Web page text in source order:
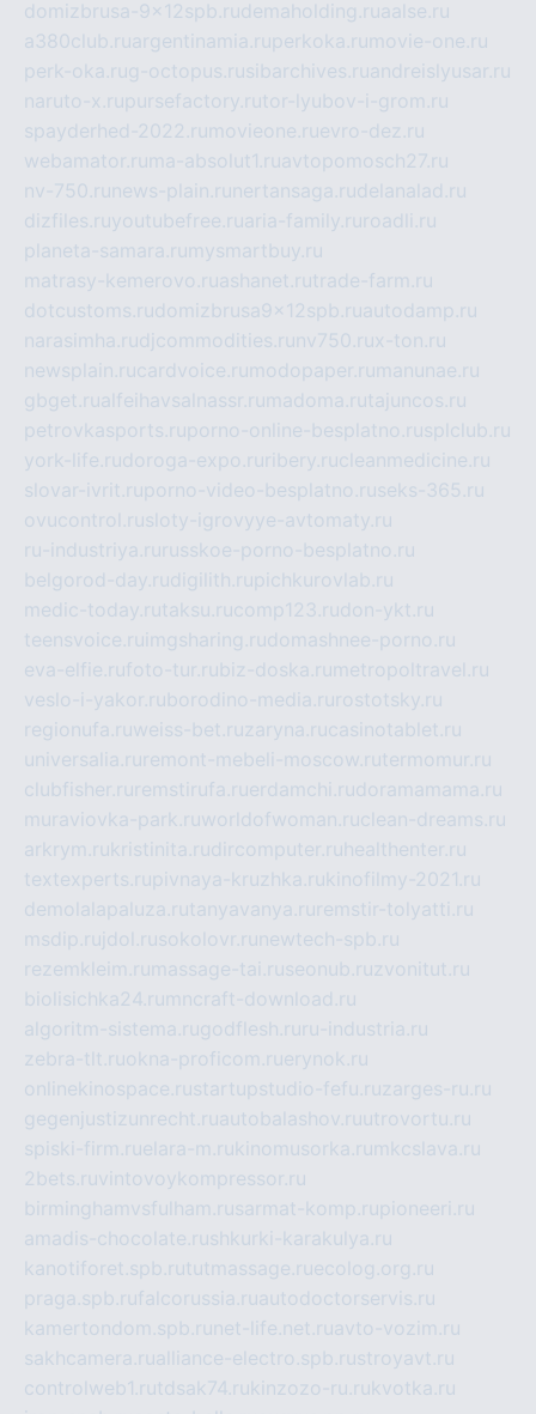
domizbrusa-9x12spb.rudemaholding.ruaalse.ru
a380club.ruargentinamia.ruperkoka.ru movie-one.ru
perk-oka.rug-octopus.rusibarchives.ruandreislyusar.ru
naruto-x.rupursefactory.rutor-lyubov-i-grom.ru
spayderhed-2022.ru movieone.ruevro-dez.ru
webamator.ru ma-absolut1.ruavtopomosch27.ru
nv-750.ru news-plain.ru nertansaga.rudelanalad.ru
dizfiles.ruyoutubefree.ruaria-family.ru roadli.ru
planeta-samara.ru mysmartbuy.ru
matrasy-kemerovo.ruashanet.rutrade-farm.ru
dotcustoms.rudomizbrusa9x12spb.ruautodamp.ru
narasimha.rudjcommodities.ru nv750.rux-ton.ru
newsplain.rucardvoice.ru modopaper.ru manunae.ru
gbget.rualfeihavsalnassr.ru madoma.rutajuncos.ru
petrovkasports.ruporno-online-besplatno.rusplclub.ru
york-life.rudoroga-expo.ru ribery.rucleanmedicine.ru
slovar-ivrit.ruporno-video-besplatno.ruseks-365.ru
ovucontrol.rusloty-igrovyye-avtomaty.ru
ru-industriya.ru russkoe-porno-besplatno.ru
belgorod-day.rudigilith.rupichkurovlab.ru
medic-today.rutaksu.rucomp123.rudon-ykt.ru
teensvoice.ru imgsharing.rudomashnee-porno.ru
eva-elfie.rufoto-tur.rubiz-doska.ru metropoltravel.ru
veslo-i-yakor.ruborodino-media.ru rostotsky.ru
regionufa.ruweiss-bet.ruzaryna.rucasinotablet.ru
universalia.ru remont-mebeli-moscow.rutermomur.ru
clubfisher.ru remstirufa.ruerdamchi.rudoramamama.ru
muraviovka-park.ruworldofwoman.ruclean-dreams.ru
arkrym.rukristinita.rudircomputer.ru healthenter.ru
textexperts.rupivnaya-kruzhka.rukinofilmy-2021.ru
demolalapaluza.rutanyavanya.ru remstir-tolyatti.ru
msdip.ru jdol.rusokolovr.ru newtech-spb.ru
rezemkleim.ru massage-tai.ruseonub.ruzvonitut.ru
biolisichka24.ru mncraft-download.ru
algoritm-sistema.rugodflesh.ru ru-industria.ru
zebra-tlt.ruokna-proficom.ruerynok.ru
onlinekinospace.rustartupstudio-fefu.ruzarges-ru.ru
gegenjustizunrecht.ruautobalashov.ruutrovortu.ru
spiski-firm.ruelara-m.rukinomusorka.ru mkcslava.ru
2bets.ruvintovoykompressor.ru
birminghamvsfulham.rusarmat-komp.rupioneeri.ru
amadis-chocolate.rushkurki-karakulya.ru
kanotiforet.spb.rututmassage.ruecolog.org.ru
praga.spb.rufalcorussia.ruautodoctorservis.ru
kamertondom.spb.ru net-life.net.ruavto-vozim.ru
sakhcamera.rualliance-electro.spb.rustroyavt.ru
controlweb1.rutdsak74.rukinzozo-ru.rukvotka.ru